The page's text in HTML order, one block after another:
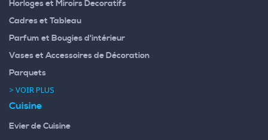
Horloges et Miroirs Decoratifs
Cadres et Tableau
Parfum et Bougies d'intérieur
Vases et Accessoires de Décoration
Parquets
> VOIR PLUS
Cuisine
Evier de Cuisine